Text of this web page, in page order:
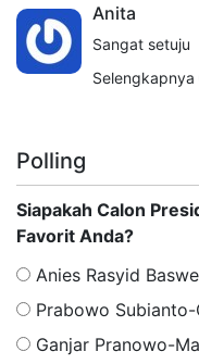
Anita
Sangat setuju
Selengkapnya
Polling
Siapakah Calon
Favorit Anda?
Anies Rasyid
Prabowo
Ganjar Pranowo-